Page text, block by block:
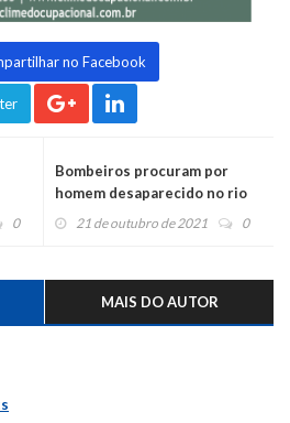
no Facebook
0
Bombeiros procuram por
homem desaparecido no rio
Caí 21 de outubro de 2021 0
MAIS DO AUTOR